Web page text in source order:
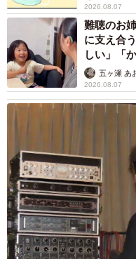
「加藤小夏ファースト写真集
細居幸次郎
2026.08.07
難聴のお
に支え合
しい」「
五ヶ瀬 あ
2026.08.07